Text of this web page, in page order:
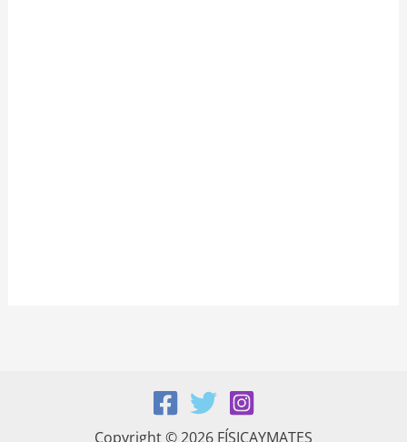
Copyright © 2026 FÍSICAYMATES